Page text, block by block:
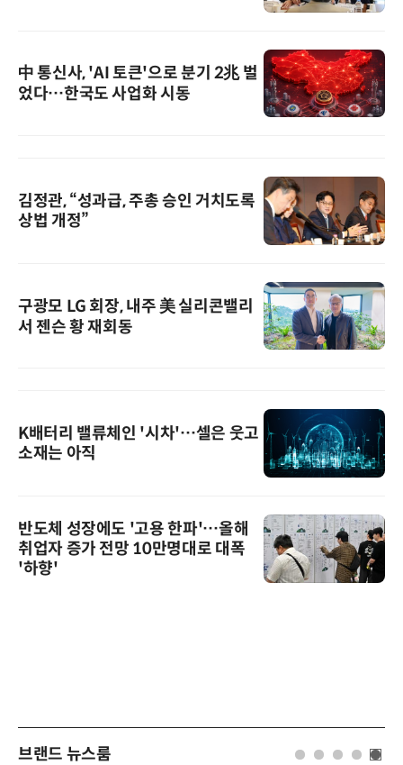
中 통신사, 'AI 토큰'으로 분기 2兆 벌
었다…한국도 사업화 시동
김정관, “성과급, 주총 승인 거치도록
상법 개정”
구광모 LG 회장, 내주 美 실리콘밸리
서 젠슨 황 재회동
K배터리 밸류체인 '시차'…셀은 웃고
소재는 아직
반도체 성장에도 '고용 한파'…올해
취업자 증가 전망 10만명대로 대폭
'하향'
브랜드 뉴스룸